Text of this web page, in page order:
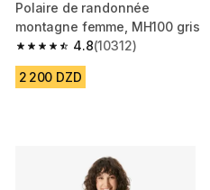
Polaire de randonnée
montagne femme, MH100 gris
4.8
4.8 out of 5 stars from 10312
(10312)
2 200 DZD